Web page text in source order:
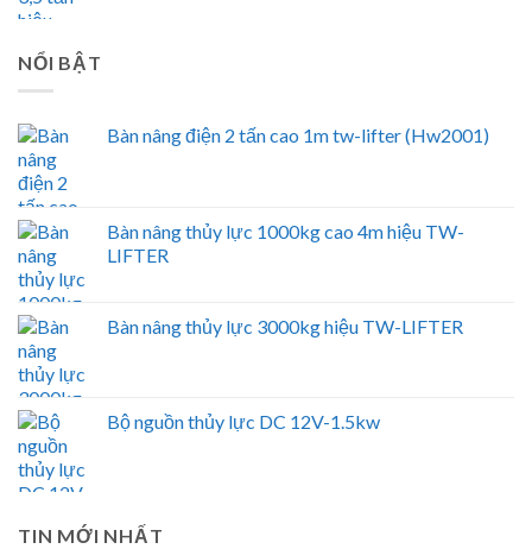
NỔI BẬT
Bàn nâng điện 2 tấn cao 1m tw-lifter (Hw2001)
Bàn nâng thủy lực 1000kg cao 4m hiệu TW-
LIFTER
Bàn nâng thủy lực 3000kg hiệu TW-LIFTER
Bộ nguồn thủy lực DC 12V-1.5kw
TIN MỚI NHẤT